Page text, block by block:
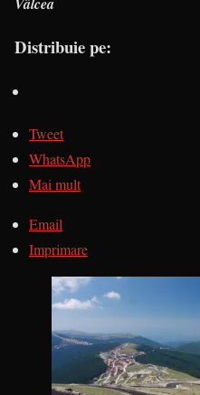
Distribuie pe:
Tweet
WhatsApp
Mai mult
Email
Imprimare